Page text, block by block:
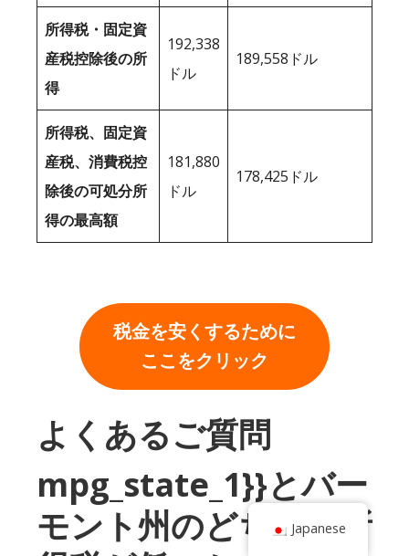
所得税・固定資
産税控除後の所
得
192,338
ドル
189,558ドル
所得税、固定資
産税、消費税控
除後の可処分所
得の最高額
181,880
ドル
178,425ドル
税金を安くするために
ここをクリック
よくあるご質問
mpg_state_1}}とバー
モント州のどちらが所
Japanese